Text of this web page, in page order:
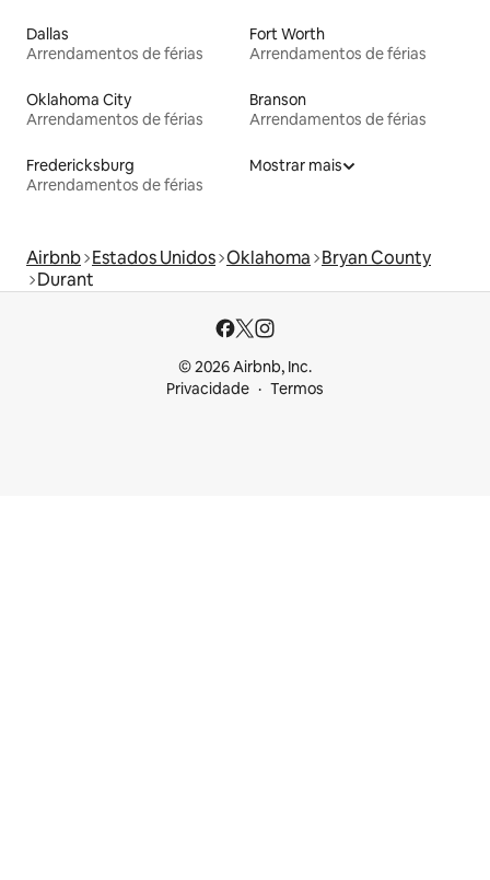
Dallas
Arrendamentos de férias
Fort Worth
Arrendamentos de férias
Oklahoma City
Arrendamentos de férias
Branson
Arrendamentos de férias
Fredericksburg
Arrendamentos de férias
Mostrar mais
Airbnb Estados Unidos Oklahoma Bryan County
Durant
© 2026 Airbnb, Inc.
Privacidade
Termos